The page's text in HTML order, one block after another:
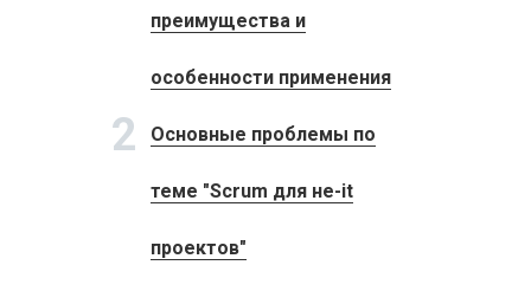
преимущества и
особенности применения
2 Основные проблемы по
теме "Scrum для не-it
проектов"